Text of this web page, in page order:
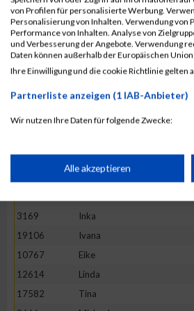
13982
Maria
16781
Stefanie
11527
Rebecca
20265
Kinga
18782
Stephanie
10325
Ano
Natalie
3169
Inka
19106
Ivana
10767
Eike
12614
Linda
17582
Tina
von Profilen für personalisierte Werbung.
Personalisierung von Inhalten. Verwendung
Performance von Inhalten. Analyse von
und Verbesserung der Angebote. Verwendung
Daten können außerhalb der Europäischen
Ihre Einwilligung und die cookie Richtlinie gelten
Partnerliste anzeigen (1 IAB-Anbieter)
Wir nutzen Ihre Daten für folgende Zwecke:
Speichern von oder Zugriff auf
Erstellung von Profilen für
Verwendung von Profilen zur
Alle akzeptieren